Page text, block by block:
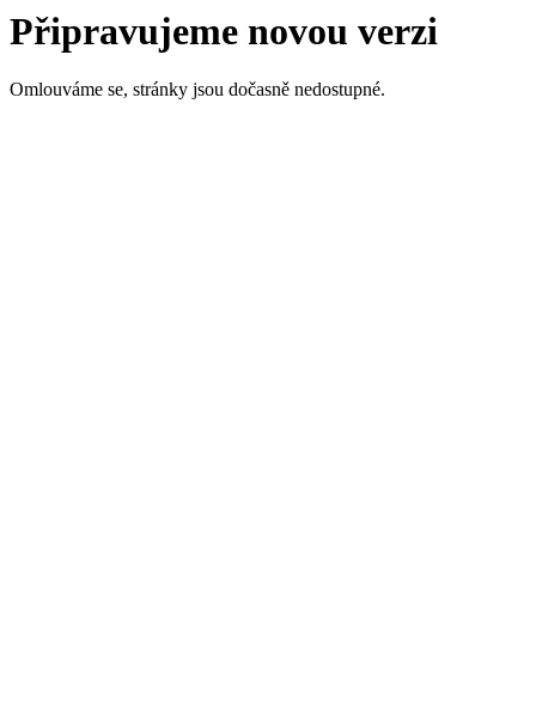
Připravujeme novou verzi
Omlouváme se, stránky jsou dočasně nedostupné.